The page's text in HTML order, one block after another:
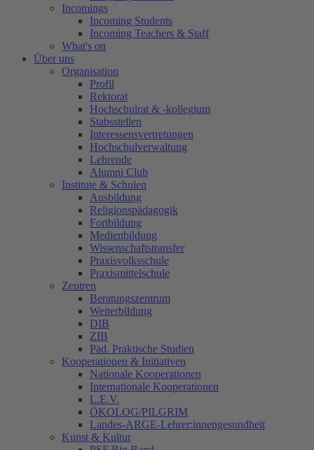
Incomings
Incoming Students
Incoming Teachers & Staff
What's on
Über uns
Organisation
Profil
Rektorat
Hochschulrat & -kollegium
Stabsstellen
Interessensvertretungen
Hochschulverwaltung
Lehrende
Alumni Club
Institute & Schulen
Ausbildung
Religionspädagogik
Fortbildung
Medienbildung
Wissenschaftstransfer
Praxisvolksschule
Praxismittelschule
Zentren
Beratungszentrum
Weiterbildung
DIB
ZIB
Päd. Praktische Studien
Kooperationen & Initiativen
Nationale Kooperationen
Internationale Kooperationen
L.E.V.
ÖKOLOG/PILGRIM
Landes-ARGE-Lehrer:innengesundheit
Kunst & Kultur